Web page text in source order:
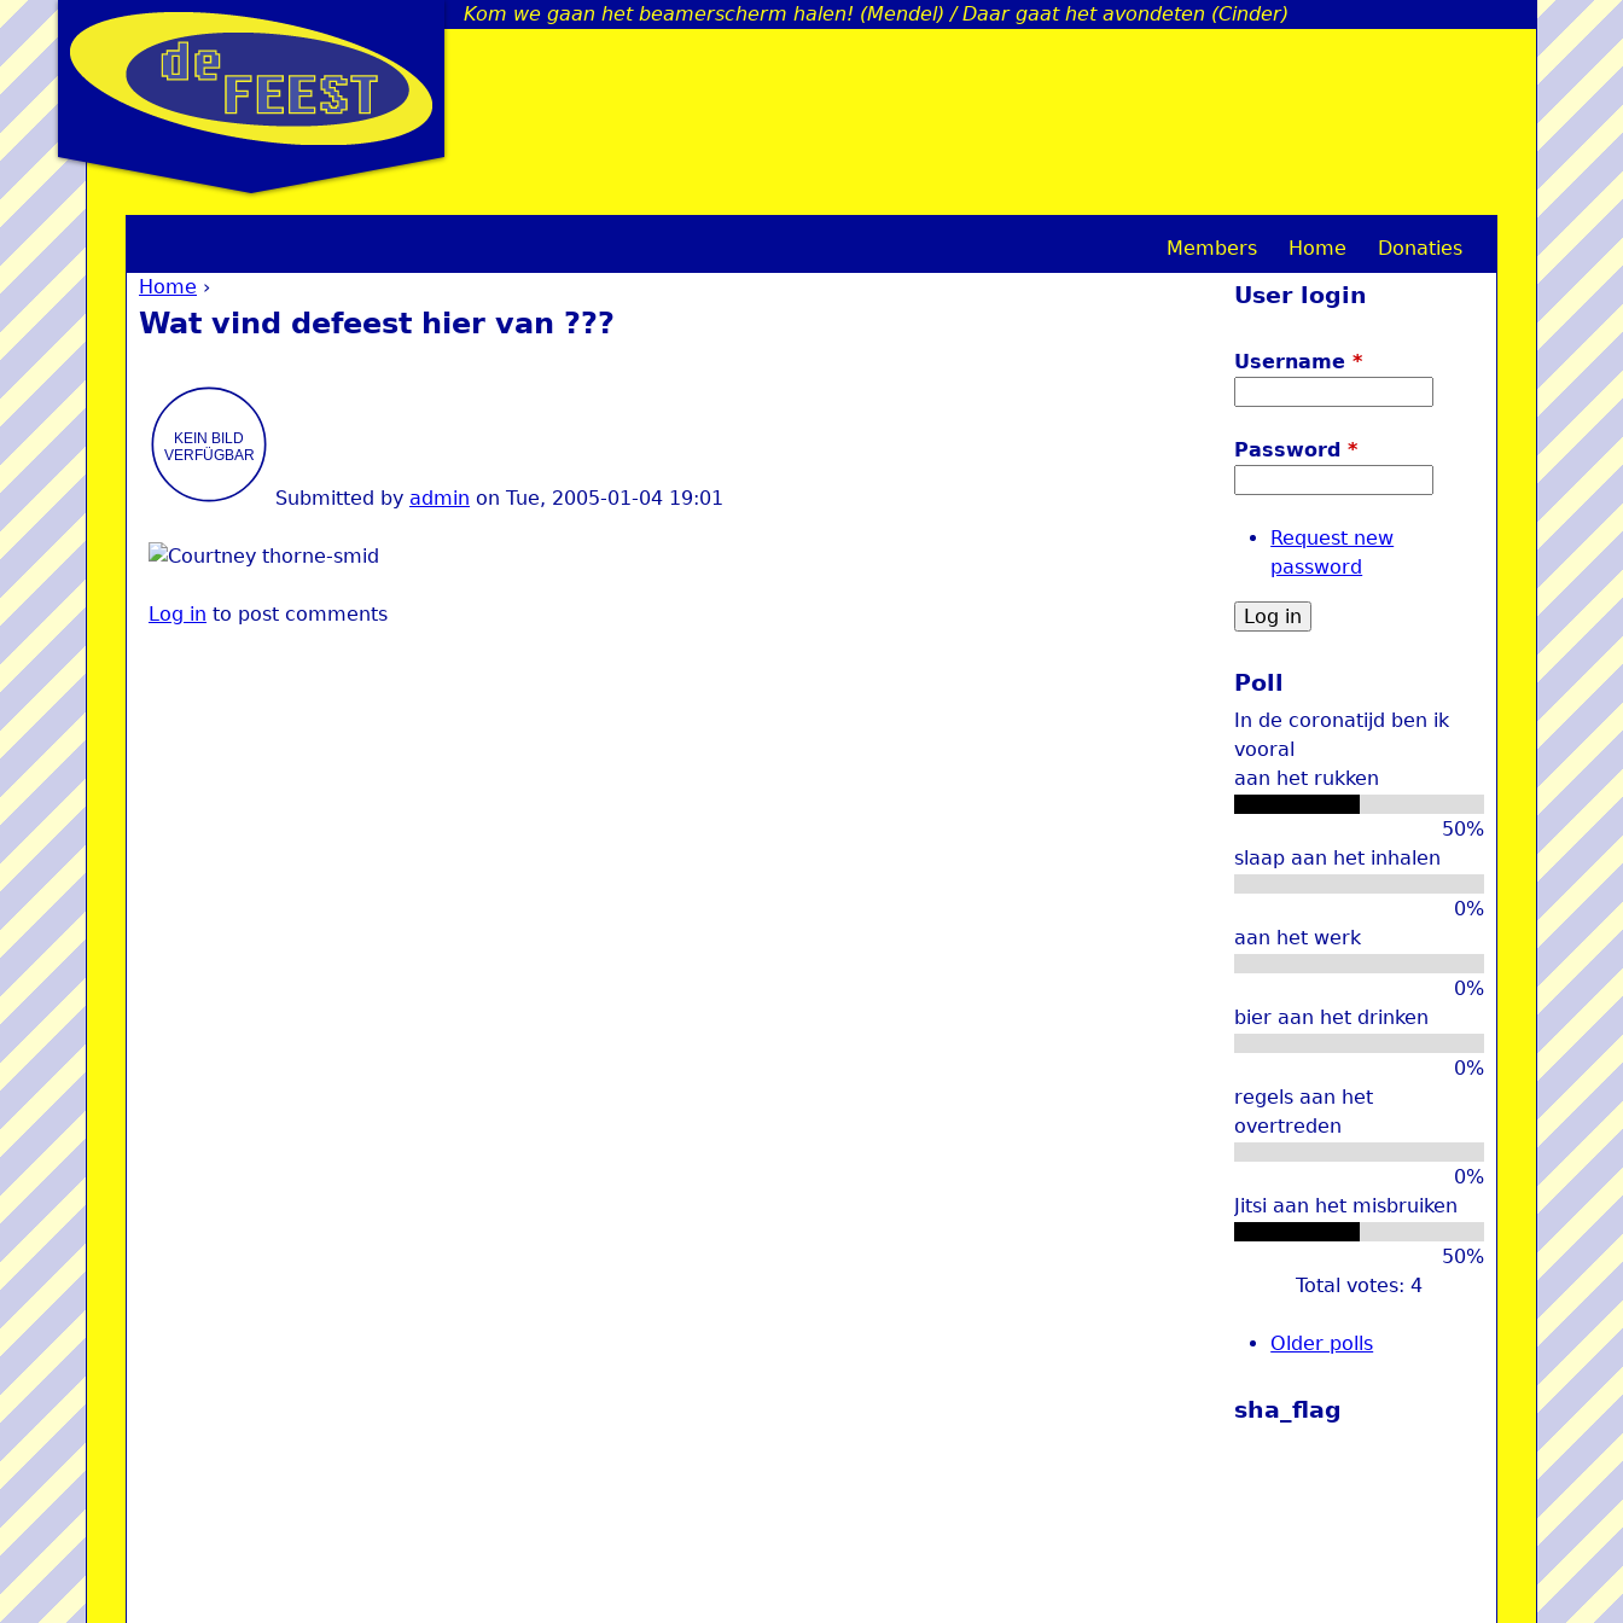
Jump to navigation
Kom we gaan het beamerscherm halen! (Mendel) / Daar gaat het avondeten (Cinder)
You are here
Home ›
Wat vind defeest hier van ???
Submitted by admin on Tue, 2005-01-04 19:01
Log in to post comments
M
Members Home Donaties
User login
Username*
Password*
Request new
password
Poll
In de coronatijd ben ik
vooral
aan het rukken
50%
slaap aan het inhalen
0%
aan het werk
0%
bier aan het drinken
0%
regels aan het
overtreden
0%
Jitsi aan het misbruiken
50%
Total votes: 4
Older polls
sha_flag